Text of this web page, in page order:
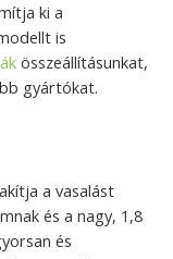
ki a
is
összeállításunkat,
gyártókat.
a vasalást
és a nagy, 1,8
és